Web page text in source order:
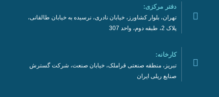
دفتر مرکزی:
تهران، بلوار کشاورز، خیابان نادری، نرسیده به خیابان طالقانی،
پلاک 2، طبقه دوم، واحد 307
کارخانه:
تبریز، منطقه صنعتی قراملک، خیابان صنعت، شرکت گسترش
صنایع ریلی ایران